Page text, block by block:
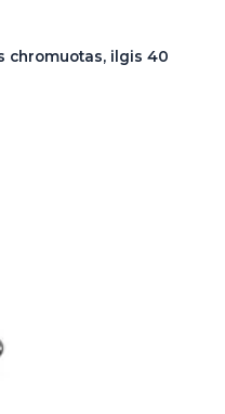
chromuotas, ilgis 40